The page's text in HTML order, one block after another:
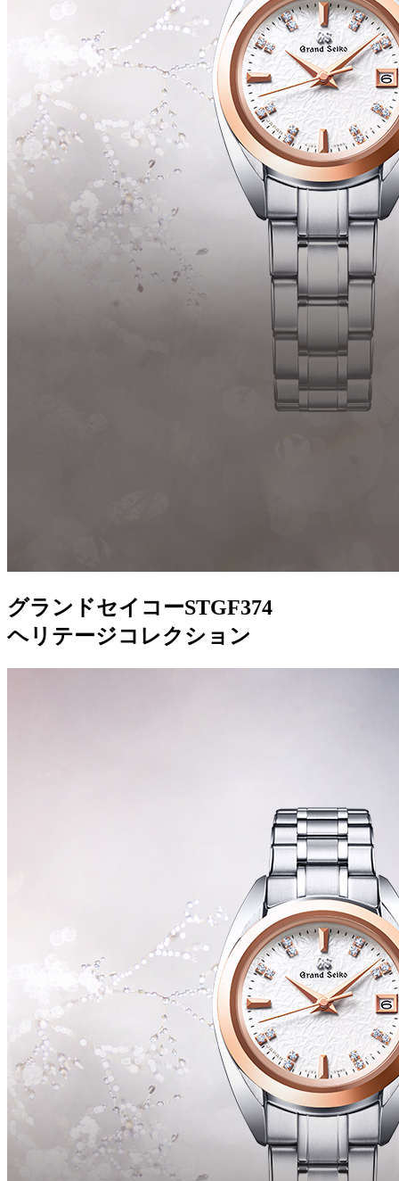
グランドセイコーSTGF374
ヘリテージコレクション